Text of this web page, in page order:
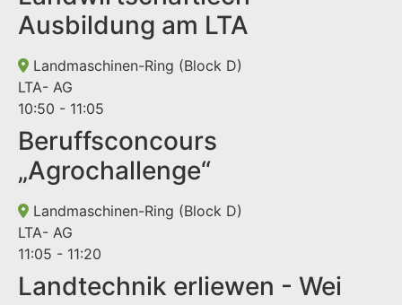
Ausbildung am LTA
Landmaschinen-Ring (Block D)
LTA- AG
10:50 - 11:05
Beruffsconcours
„Agrochallenge“
Landmaschinen-Ring (Block D)
LTA- AG
11:05 - 11:20
Landtechnik erliewen - Wei